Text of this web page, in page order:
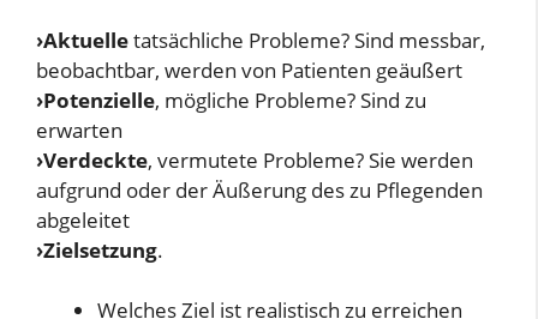
›Aktuelletatsächliche Probleme? Sind messbar,
beobachtbar, werden von Patienten geäußert
›Potenzielle, mögliche Probleme? Sind zu
erwarten
›Verdeckte, vermutete Probleme? Sie werden
aufgrund oder der Äußerung des zu Pflegenden
abgeleitet
›Zielsetzung.
Welches Ziel ist realistisch zu erreichen